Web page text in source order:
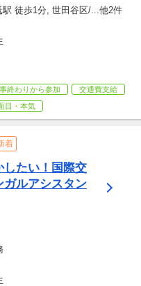
徒歩1分, 世田谷区/...他2件
終わりから参加
交通費支給
目・本気
着
したい！国際交
ガルアシスタン